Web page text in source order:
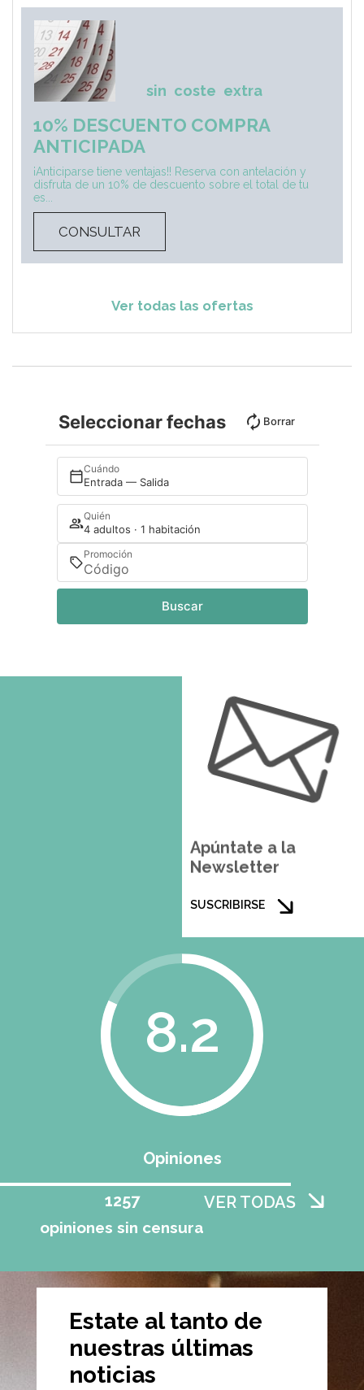
sin coste extra
10% DESCUENTO COMPRA
ANTICIPADA
¡Anticiparse tiene ventajas!! Reserva con antelación y
disfruta de un 10% de descuento sobre el total de tu
es...
CONSULTAR
Ver todas las ofertas
Seleccionar fechas Borrar
Cuándo
Entrada — Salida
Quién
4 adultos · 1 habitación
Promoción
Buscar
Apúntate a la
Newsletter
SUSCRIBIRSE
8.2
Opiniones
opiniones sin censura
1258 VER TODAS
Estate al tanto de
nuestras últimas
noticias